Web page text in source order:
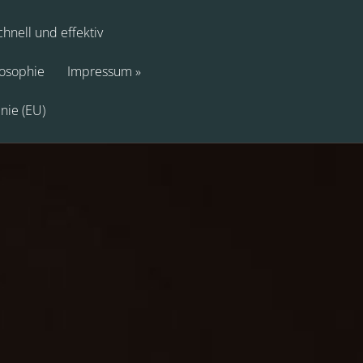
und effektiv
Impressum
(EU)